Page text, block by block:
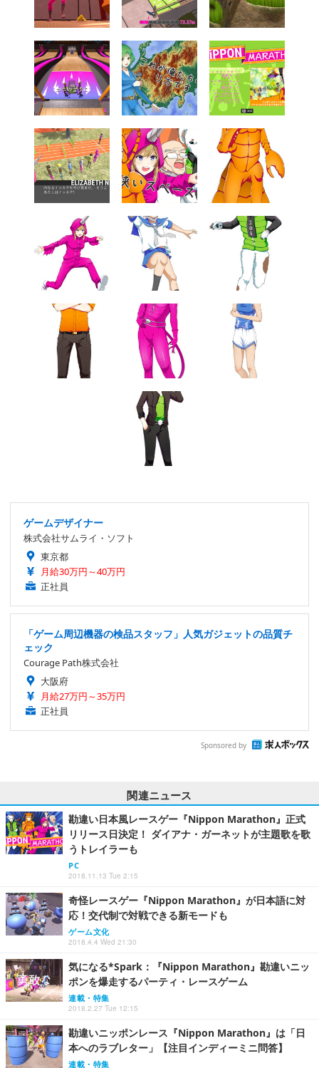
ゲームデザイナー
株式会社サムライ・ソフト
東京都
月給30万円～40万円
正社員
「ゲーム周辺機器の検品スタッフ」人気ガジェットの品質チ
ェック
Courage Path株式会社
大阪府
月給27万円～35万円
正社員
Sponsored by
関連ニュース
勘違い日本風レースゲー『Nippon Marathon』正式
リリース日決定！ ダイアナ・ガーネットが主題歌を歌
うトレイラーも
PC
2018.11.13 Tue 2:15
奇怪レースゲー『Nippon Marathon』が日本語に対
応！交代制で対戦できる新モードも
ゲーム文化
2018.4.4 Wed 21:30
気になる*Spark：『Nippon Marathon』勘違いニッ
ポンを爆走するパーティ・レースゲーム
連載・特集
2018.2.27 Tue 12:15
勘違いニッポンレース『Nippon Marathon』は「日
本へのラブレター」【注目インディーミニ問答】
連載・特集